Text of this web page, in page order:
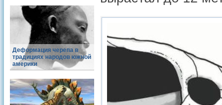
Деформация черепа в
традициях народов южной
америки